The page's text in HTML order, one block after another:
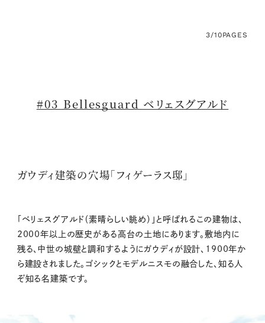
3/10PAGES
#03 Bellesguard ベリェスグアルド
ガウディ建築の穴場「フィゲーラス邸」
「ベリェスグアルド（素晴らしい眺め）」と呼ばれるこの建物は、
2000年以上の歴史がある高台の土地にあります。敷地内に
残る、中世の城壁と調和するようにガウディが設計、1900年か
ら建設されました。ゴシックとモデルニスモの融合した、知る人
ぞ知る名建築です。